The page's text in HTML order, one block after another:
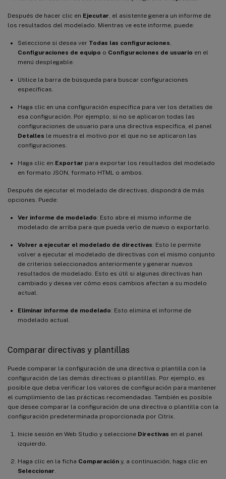
Después de hacer clic en Ejecutar , el asistente genera un informe de
los resultados del modelado. Mientras ve este informe, puede:
Seleccione si desea ver Todas las configuraciones
Configuraciones de equipo o Configuraciones de usuario en el
menú desplegable.
Utilice la barra de búsqueda para buscar configuraciones
específicas.
Haga clic en una configuración específica para ver los detalles de
esa configuración. Por ejemplo, si no se aplicaron todas las
configuraciones de usuario para una directiva específica, el panel
Detalles le muestra el motivo por el que no se aplicaron las
configuraciones.
Haga clic en Exportar para exportar los resultados del modelado
en formato JSON, formato HTML o ambos.
Después de ejecutar el modelado de directivas, dispondrá de más
opciones. Puede:
Ver informe de modelado: Esto abre el mismo informe de
modelado de arriba para que pueda verlo de nuevo o exportarlo.
Volver a ejecutar el modelado de directivas: Esto le permite
volver a ejecutar el modelado de directivas con el mismo conjunto
de criterios seleccionados anteriormente y generar nuevos
resultados de modelado. Esto es útil si algunas directivas han
cambiado y desea ver cómo esos cambios afectan a su modelo
actual.
Eliminar informe de modelado: Esto elimina el informe de
modelado actual.
Comparar directivas y plantillas
Puede comparar la configuración de una directiva o plantilla con la
configuración de las demás directivas o plantillas. Por ejemplo, es
posible que deba verificar los valores de configuración para mantener
el cumplimiento de las prácticas recomendadas. También es posible
que desee comparar la configuración de una directiva o plantilla con la
configuración predeterminada proporcionada por Citrix.
Inicie sesión en Web Studio y seleccione Directivas en el panel
izquierdo.
Haga clic en la ficha Comparación y, a continuación, haga clic en
Seleccionar